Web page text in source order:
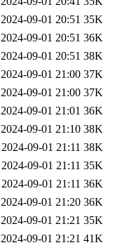
2024-09-01 20:51 35K
2024-09-01 20:51 36K
2024-09-01 20:51 38K
2024-09-01 21:00 37K
2024-09-01 21:00 37K
2024-09-01 21:01 36K
2024-09-01 21:10 38K
2024-09-01 21:11 38K
2024-09-01 21:11 35K
2024-09-01 21:11 36K
2024-09-01 21:20 36K
2024-09-01 21:21 35K
2024-09-01 21:21 41K